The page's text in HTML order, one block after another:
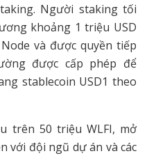
Người staking tối
khoảng 1 triệu USD
và được quyền tiếp
được cấp phép để
stablecoin USD1 theo
trên 50 triệu WLFI, mở
với đội ngũ dự án và các